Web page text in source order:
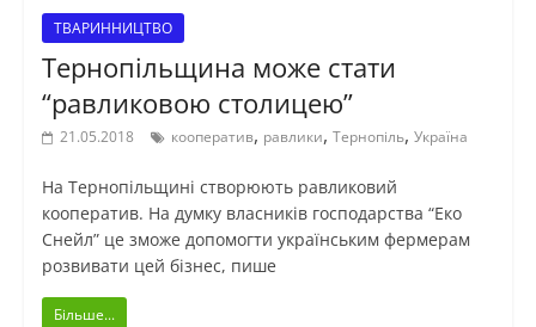
ТВАРИННИЦТВО
Тернопільщина може стати
“равликовою столицею”
21.05.2018 кооператив, равлики, Тернопіль, Україна
На Тернопільщині створюють равликовий
кооператив. На думку власників господарства “Еко
Снейл” це зможе допомогти українським фермерам
розвивати цей бізнес, пише
Більше...